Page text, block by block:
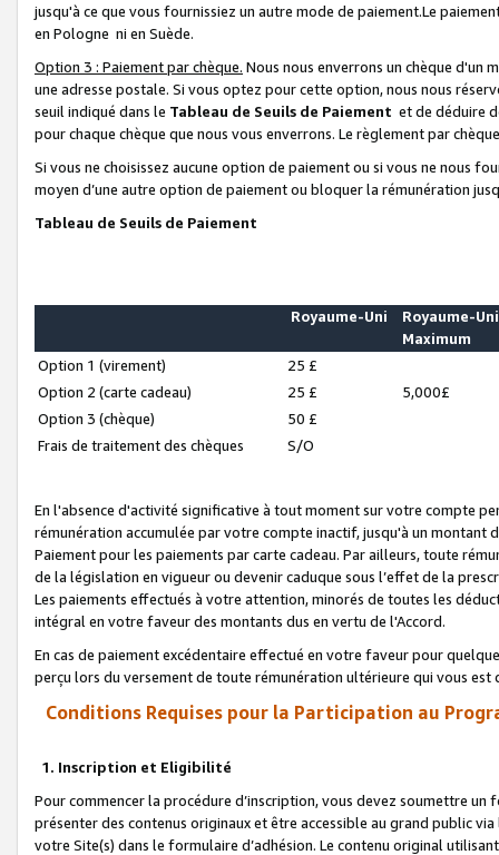
jusqu'à ce que vous fournissiez un autre mode de paiement.Le
en Pologne ni en Suède.
Option 3 : Paiement par chèque. Nous nous enverrons un chèque d'un
une adresse postale. Si vous optez pour cette option, nous nous
seuil indiqué dans le Tableau de Seuils de Paiement et de déduire
pour chaque chèque que nous vous enverrons. Le règlement par
Si vous ne choisissez aucune option de paiement ou si vous ne nous
moyen d’une autre option de paiement ou bloquer la rémunération
Tableau de Seuils de Paiement
Royaume-Uni
Royaume-Uni
Maximum
Option 1 (virement)
25 £
Option 2 (carte cadeau)
25 £
5,000£
Option 3 (chèque)
50 £
Frais de traitement des chèques
S/O
En l'absence d'activité significative à tout moment sur votre compte
rémunération accumulée par votre compte inactif, jusqu'à un montant
Paiement pour les paiements par carte cadeau. Par ailleurs, toute
de la législation en vigueur ou devenir caduque sous l’effet de la
Les paiements effectués à votre attention, minorés de toutes les
intégral en votre faveur des montants dus en vertu de l'Accord.
En cas de paiement excédentaire effectué en votre faveur pour
perçu lors du versement de toute rémunération ultérieure qui vous est
Conditions Requises pour la Participation au
1. Inscription et Eligibilité
Pour commencer la procédure d’inscription, vous devez soumettre
présenter des contenus originaux et être accessible au grand public
votre Site(s) dans le formulaire d’adhésion. Le contenu original